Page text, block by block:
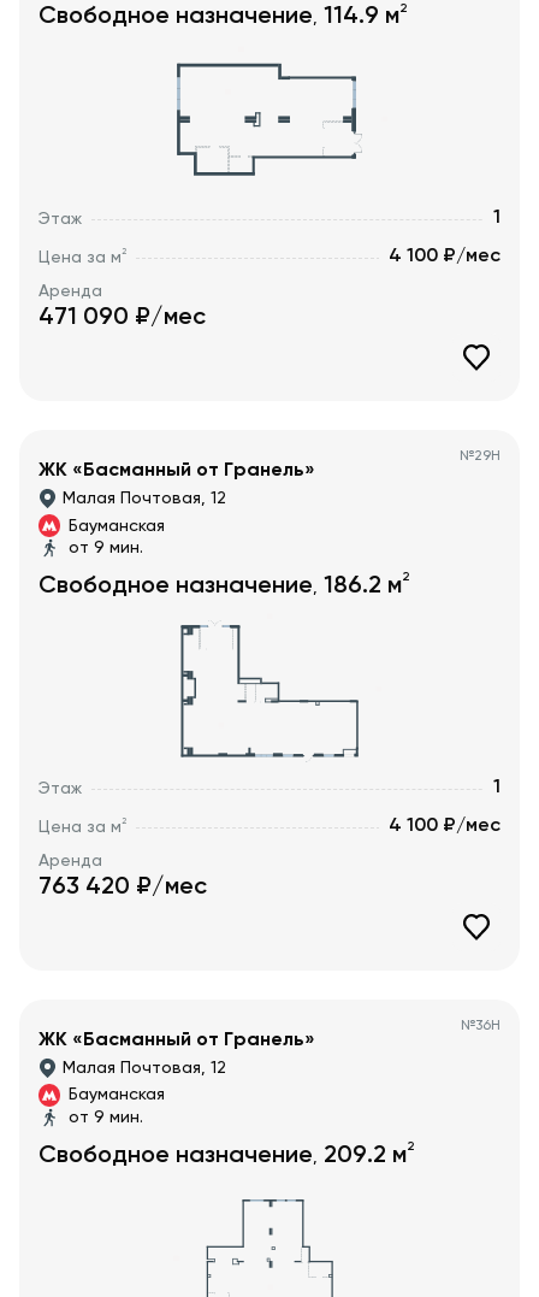
Свободное назначение, 114.9 м2
Этаж 1
Цена за м2 4 100 ₽/мес
Аренда
471 090 ₽/мес
№29Н
ЖК «Басманный от Гранель»
Малая Почтовая, 12
Бауманская
от 9 мин.
Свободное назначение, 186.2 м2
Этаж 1
Цена за м2 4 100 ₽/мес
Аренда
763 420 ₽/мес
№36Н
ЖК «Басманный от Гранель»
Малая Почтовая, 12
Бауманская
от 9 мин.
Свободное назначение, 209.2 м2